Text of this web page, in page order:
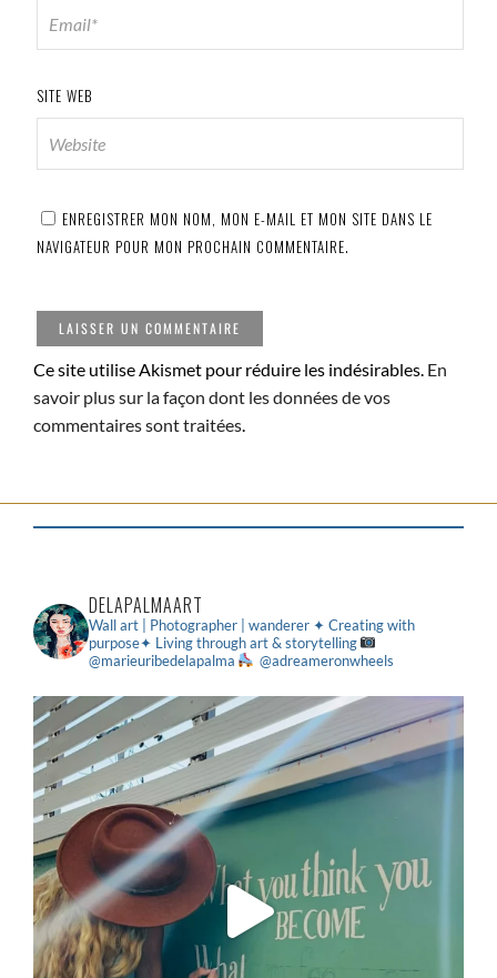
SITE WEB
ENREGISTRER MON NOM, MON E-MAIL ET MON SITE DANS LE
NAVIGATEUR POUR MON PROCHAIN COMMENTAIRE.
Ce site utilise Akismet pour réduire les indésirables. En
savoir plus sur la façon dont les données de vos
commentaires sont traitées
DELAPALMAART
Wall art | Photographer | wanderer ✦ Creating with
purpose✦ Living through art & storytelling
@marieuribedelapalma
@adreameronwheels